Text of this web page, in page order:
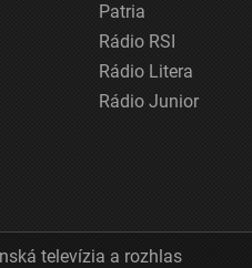
Patria
Rádio RSI
Rádio Litera
Rádio Junior
televízia a rozhlas